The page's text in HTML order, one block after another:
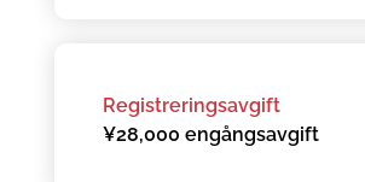
Registreringsavgift
¥28,000 engångsavgift